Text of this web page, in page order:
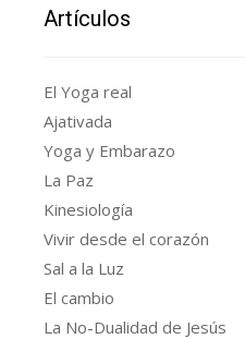
Artículos
El Yoga real
Ajativada
Yoga y Embarazo
La Paz
Kinesiología
Vivir desde el corazón
Sal a la Luz
El cambio
La No-Dualidad de Jesús